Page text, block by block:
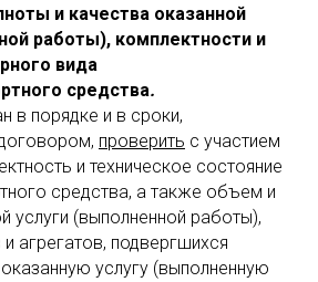
и качества оказанной
работы), комплектности и
вида
средства.
в порядке и в сроки,
проверить с участием
и техническое состояние
средства, а также объем и
услуги (выполненной работы),
агрегатов, подвергшихся
услугу (выполненную